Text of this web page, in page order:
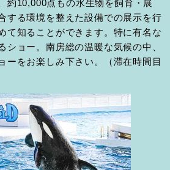
約10,000点もの水生物を飼育・展
する環境を整えた設備での展示を行
て知ることができます。特に有名な
ショー。南房総の温暖な気候の中、
ーをお楽しみ下さい。（滞在時間目